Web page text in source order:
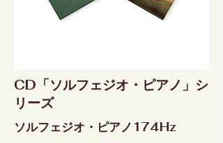
CD「ソルフェジオ・ピアノ」シ
リーズ
ソルフェジオ・ピアノ174Hz